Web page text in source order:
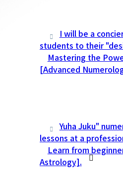
I will be a
students to their
Mastering the
[Advanced
Yuha Juku"
lessons at a
Learn from
Astrology].